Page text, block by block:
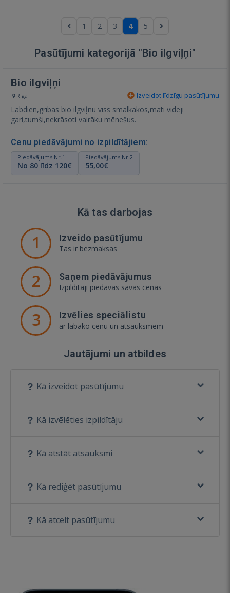
1 2 3 4 5
Pasūtījumi kategorijā "Bio ilgviļņi"
Bio ilgviļņi
Rīga Izveidot līdzīgu pasūtījumu
Labdien,gribās bio ilgviļnu viss smalkākos,mati vidēji
gari,tumši,nekrāsoti vairāku mēnešus.
Cenu piedāvājumi no izpildītājiem:
Piedāvājums Nr.1
No 80 līdz 120€
Piedāvājums Nr.2
55,00€
Kā tas darbojas
1 Izveido pasūtījumu
Tas ir bezmaksas
2 Saņem piedāvājumus
Izpildītāji piedāvās savas cenas
3 Izvēlies speciālistu
ar labāko cenu un atsauksmēm
Jautājumi un atbildes
Kā izveidot pasūtījumu
Kā izvēlēties izpildītāju
Kā atstāt atsauksmi
Kā rediģēt pasūtījumu
Kā atcelt pasūtījumu